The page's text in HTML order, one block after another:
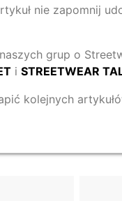
nie zapomnij
grup o
i STREETWEAR
kolejnych